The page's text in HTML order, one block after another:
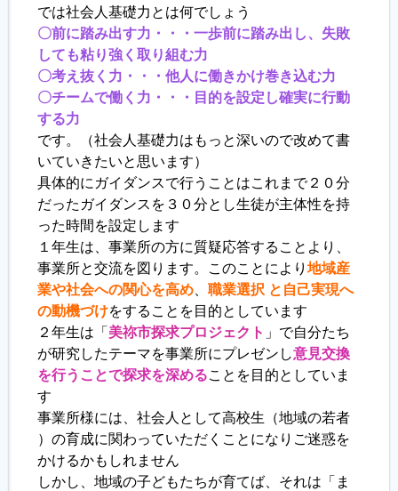
では社会人基礎力とは何でしょう
〇前に踏み出す力・・・一歩前に踏み出し、失敗
しても粘り強く取り組む力
〇考え抜く力・・・他人に働きかけ巻き込む力
〇チームで働く力・・・目的を設定し確実に行動
する力
です。（社会人基礎力はもっと深いので改めて書
いていきたいと思います）
具体的にガイダンスで行うことはこれまで２０分
だったガイダンスを３０分とし生徒が主体性を持
った時間を設定します
１年生は、事業所の方に質疑応答することより、
事業所と交流を図ります。このことにより 地域産
業や社会への関心を高め
職業選択 と自己実現へ
の動機づけをすることを目的としています
２年生は「 美祢市探求プロジェクト 」で自分たち
が研究したテーマを事業所にプレゼンし意見交換
を行うことで探求を深めることを目的としていま
す
事業所様には、社会人として高校生（地域の若者
）の育成に関わっていただくことになりご迷惑を
かけるかもしれません
しかし、地域の子どもたちが育てば、それは「ま